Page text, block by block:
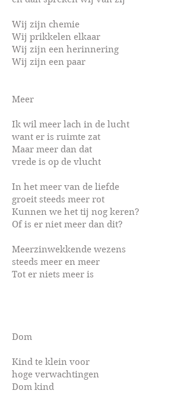
Wij zijn chemie
Wij prikkelen elkaar
Wij zijn een herinnering
Wij zijn een paar
Meer
Ik wil meer lach in de lucht
want er is ruimte zat
Maar meer dan dat
vrede is op de vlucht
In het meer van de liefde
groeit steeds meer rot
Kunnen we het tij nog keren?
Of is er niet meer dan dit?
Meerzinwekkende wezens
steeds meer en meer
Tot er niets meer is
Dom
Kind te klein voor
hoge verwachtingen
Dom kind